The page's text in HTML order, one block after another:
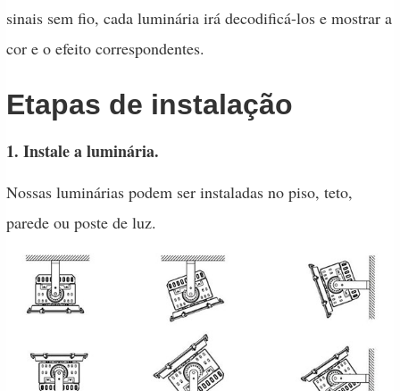
sinais sem fio, cada luminária irá decodificá-los e mostrar a
cor e o efeito correspondentes.
Etapas de instalação
1. Instale a luminária.
Nossas luminárias podem ser instaladas no piso, teto,
parede ou poste de luz.